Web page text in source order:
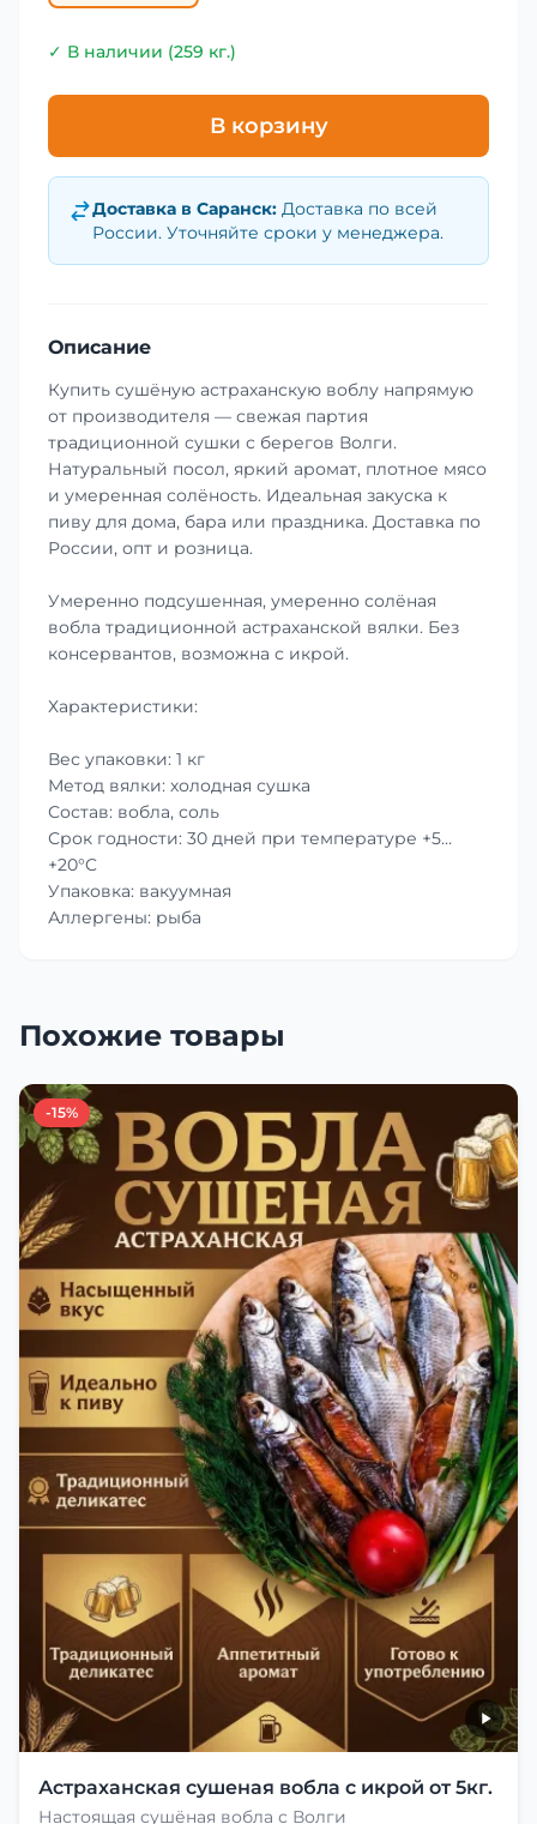
✓ В наличии (259 кг.)
В корзину
Доставка в Саранск: Доставка по всей
России. Уточняйте сроки у менеджера.
Описание
Купить сушёную астраханскую воблу напрямую
от производителя — свежая партия
традиционной сушки с берегов Волги.
Натуральный посол, яркий аромат, плотное мясо
и умеренная солёность. Идеальная закуска к
пиву для дома, бара или праздника. Доставка по
России, опт и розница.
Умеренно подсушенная, умеренно солёная
вобла традиционной астраханской вялки. Без
консервантов, возможна с икрой.
Характеристики:
Вес упаковки: 1 кг
Метод вялки: холодная сушка
Состав: вобла, соль
Срок годности: 30 дней при температуре +5…
+20°C
Упаковка: вакуумная
Аллергены: рыба
Похожие товары
-15%
Астраханская сушеная вобла с икрой от 5кг.
Настоящая сушёная вобла с Волги